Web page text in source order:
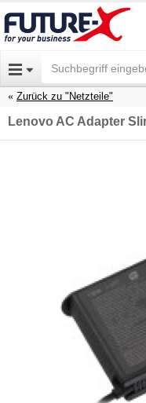
Zurück zu "Netzteile"
Lenovo AC Adapter